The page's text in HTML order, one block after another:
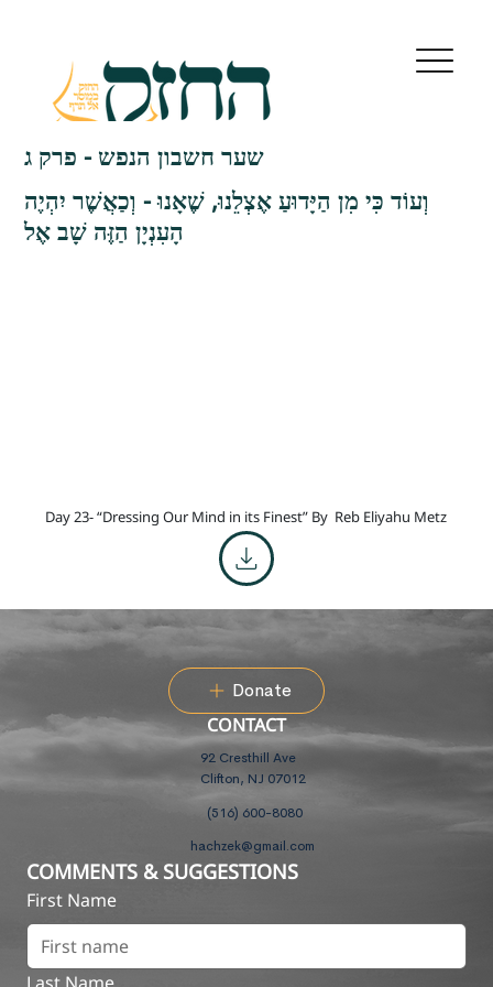
שער חשבון הנפש - פרק ג
וְעוֹד כִּי מִן הַיָּדוּעַ אֶצְלֵנוּ, שֶׁאָנוּ - וְכַאֲשֶׁר יִהְיֶה
הָעִנְיָן הַזֶּה שָׁב אֶל
Day 23- “Dressing Our Mind in its Finest” By Reb Eliyahu Metz
Donate
CONTACT
92 Cresthill Ave
Clifton, NJ 07012
(516) 600-8080
hachzek@gmail.com
COMMENTS & SUGGESTIONS
First Name